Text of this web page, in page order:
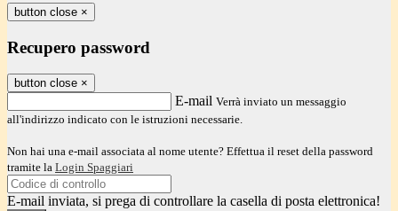
button close ×
Recupero password
button close ×
E-mail Verrà inviato un messaggio
all'indirizzo indicato con le istruzioni necessarie.
Non hai una e-mail associata al nome utente? Effettua il reset della password
tramite la Login Spaggiari
E-mail inviata, si prega di controllare la casella di posta elettronica!